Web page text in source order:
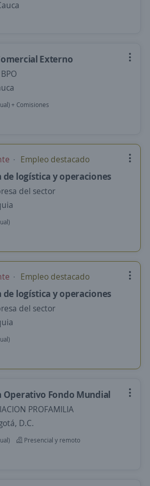
Externo
+ Comisiones
Empleo destacado
logística y operaciones
del sector
Empleo destacado
logística y operaciones
del sector
Fondo Mundial
PROFAMILIA
D.C.
Presencial y remoto